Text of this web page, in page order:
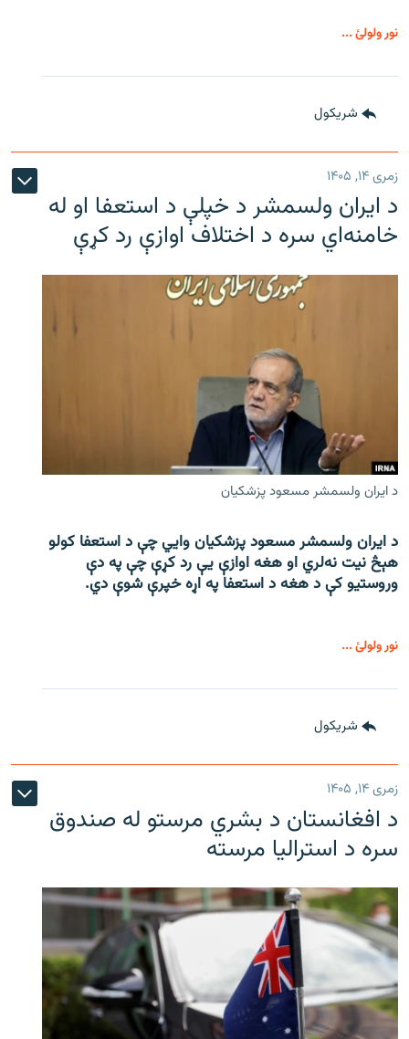
نور ولولئ ...
شريکول
زمری ۱۴, ۱۴۰۵
د ایران ولسمشر د خپلې د استعفا او له
خامنه‌اي سره د اختلاف اوازې رد کړې
د ایران ولسمشر مسعود پزشکیان
د ایران ولسمشر مسعود پزشکیان وایي چې د استعفا کولو
هېڅ نیت نه‌لري او هغه اوازې یې رد کړې چې په دې
وروستیو کې د هغه د استعفا په اړه خپرې شوې دي.
نور ولولئ ...
شريکول
زمری ۱۴, ۱۴۰۵
د افغانستان د بشري مرستو له صندوق
سره د استرالیا مرسته